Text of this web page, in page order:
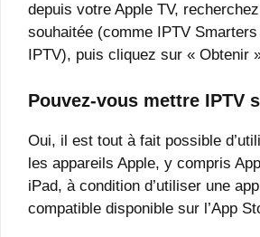
depuis votre Apple TV,
souhaitée (comme IPTV
IPTV), puis cliquez sur « Obtenir
Pouvez-vous mettre IPTV
Oui, il est tout à fait possible
les appareils Apple, y compris
iPad, à condition d’utiliser une
compatible disponible sur l’App